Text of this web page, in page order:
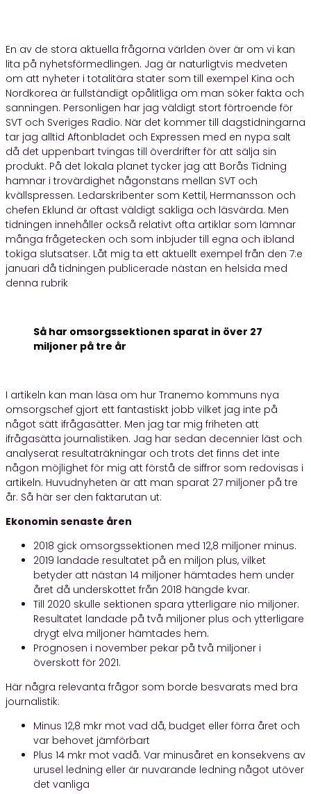
En av de stora aktuella frågorna världen över är om vi kan
lita på nyhetsförmedlingen. Jag är naturligtvis medveten
om att nyheter i totalitära stater som till exempel Kina och
Nordkorea är fullständigt opålitliga om man söker fakta och
sanningen. Personligen har jag väldigt stort förtroende för
SVT och Sveriges Radio. När det kommer till dagstidningarna
tar jag alltid Aftonbladet och Expressen med en nypa salt
då det uppenbart tvingas till överdrifter för att sälja sin
produkt. På det lokala planet tycker jag att Borås Tidning
hamnar i trovärdighet någonstans mellan SVT och
kvällspressen. Ledarskribenter som Kettil, Hermansson och
chefen Eklund är oftast väldigt sakliga och läsvärda. Men
tidningen innehåller också relativt ofta artiklar som lämnar
många frågetecken och som inbjuder till egna och ibland
tokiga slutsatser. Låt mig ta ett aktuellt exempel från den 7:e
januari då tidningen publicerade nästan en helsida med
denna rubrik
Så har omsorgssektionen sparat in över 27
miljoner på tre år
I artikeln kan man läsa om hur Tranemo kommuns nya
omsorgschef gjort ett fantastiskt jobb vilket jag inte på
något sätt ifrågasätter. Men jag tar mig friheten att
ifrågasätta journalistiken. Jag har sedan decennier läst och
analyserat resultaträkningar och trots det finns det inte
någon möjlighet för mig att förstå de siffror som redovisas i
artikeln. Huvudnyheten är att man sparat 27 miljoner på tre
år. Så här ser den faktarutan ut:
Ekonomin senaste åren
2018 gick omsorgssektionen med 12,8 miljoner minus.
2019 landade resultatet på en miljon plus, vilket
betyder att nästan 14 miljoner hämtades hem under
året då underskottet från 2018 hängde kvar.
Till 2020 skulle sektionen spara ytterligare nio miljoner.
Resultatet landade på två miljoner plus och ytterligare
drygt elva miljoner hämtades hem.
Prognosen i november pekar på två miljoner i
överskott för 2021.
Här några relevanta frågor som borde besvarats med bra
journalistik:
Minus 12,8 mkr mot vad då, budget eller förra året och
var behovet jämförbart
Plus 14 mkr mot vadå. Var minusåret en konsekvens av
urusel ledning eller är nuvarande ledning något utöver
det vanliga